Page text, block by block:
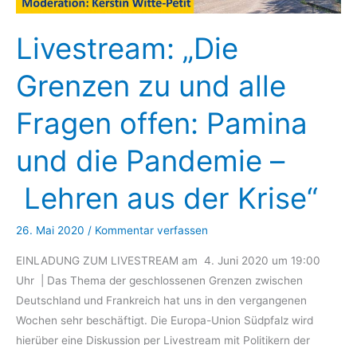
Livestream: „Die
Grenzen zu und alle
Fragen offen: Pamina
und die Pandemie –
Lehren aus der Krise“
26. Mai 2020 / Kommentar verfassen
EINLADUNG ZUM LIVESTREAM am 4. Juni 2020 um 19:00
Uhr | Das Thema der geschlossenen Grenzen zwischen
Deutschland und Frankreich hat uns in den vergangenen
Wochen sehr beschäftigt. Die Europa-Union Südpfalz wird
hierüber eine Diskussion per Livestream mit Politikern der